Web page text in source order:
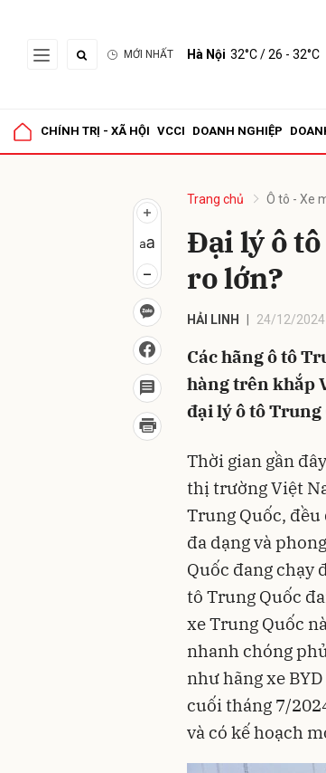
MỚI NHẤT Hà Nội 32°C/ 26 - 32°C
CHÍNH TRỊ - XÃ HỘI VCCI DOANH NGHIỆP
Trang chủ Ô tô - Xe
Đại lý ô
ro lớn?
HẢI LINH 24/12/2024
Các hãng ô tô
hàng trên khắp
đại lý ô tô
Thời gian gần
thị trường Việt
Trung Quốc,
đa dạng và
Quốc đang chạy
tô Trung Quốc
xe Trung Quốc
nhanh chóng
như hãng xe
cuối tháng 7/
và có kế hoạch